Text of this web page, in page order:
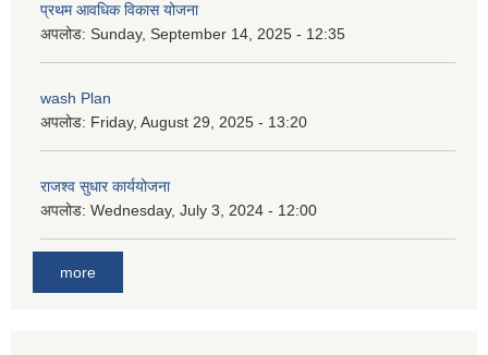
प्रथम आवधिक विकास योजना
अपलोड: Sunday, September 14, 2025 - 12:35
wash Plan
अपलोड: Friday, August 29, 2025 - 13:20
राजश्व सुधार कार्ययोजना
अपलोड: Wednesday, July 3, 2024 - 12:00
more